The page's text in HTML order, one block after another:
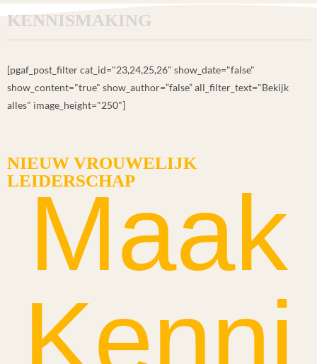
KENNISMAKING
[pgaf_post_filter cat_id="23,24,25,26" show_date="false"
show_content="true" show_author=”false” all_filter_text="Bekijk
alles" image_height="250"]
NIEUW VROUWELIJK
LEIDERSCHAP
Maak
Kenni